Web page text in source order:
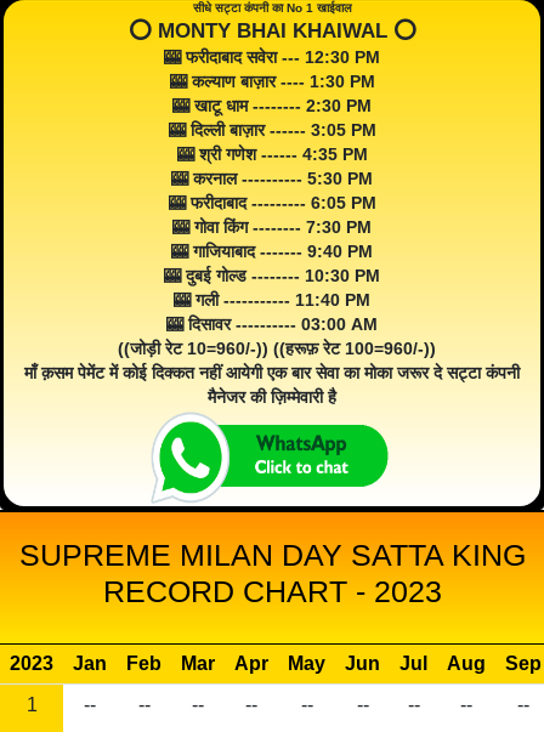
सीधे सट्टा कंपनी का No 1 खाईवाल
⭕️ MONTY BHAI KHAIWAL ⭕️
🎰 फरीदाबाद सवेरा --- 12:30 PM
🎰 कल्याण बाज़ार ---- 1:30 PM
🎰 खाटू धाम -------- 2:30 PM
🎰 दिल्ली बाज़ार ------ 3:05 PM
🎰 श्री गणेश ------ 4:35 PM
🎰 करनाल ---------- 5:30 PM
🎰 फरीदाबाद --------- 6:05 PM
🎰 गोवा किंग -------- 7:30 PM
🎰 गाजियाबाद ------- 9:40 PM
🎰 दुबई गोल्ड -------- 10:30 PM
🎰 गली ----------- 11:40 PM
🎰 दिसावर ---------- 03:00 AM
((जोड़ी रेट 10=960/-)) ((हरूफ़ रेट 100=960/-))
माँ क़सम पेमेंट में कोई दिक्कत नहीं आयेगी एक बार सेवा का मोका जरूर दे सट्टा कंपनी
मैनेजर की ज़िम्मेवारी है
SUPREME MILAN DAY SATTA KING
RECORD CHART - 2023
2023 Jan Feb Mar Apr May Jun Jul Aug
Sep
1
-- -- -- -- -- -- -- -- --